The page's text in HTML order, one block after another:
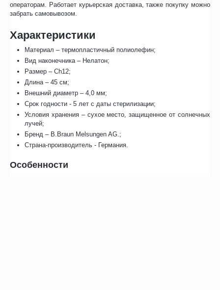
операторам. Работает курьерская доставка, также покупку можно
забрать самовывозом.
Характеристики
Материал – термопластичный полиолефин;
Вид наконечника – Нелатон;
Размер – Ch12;
Длина – 45 см;
Внешний диаметр – 4,0 мм;
Срок годности - 5 лет с даты стерилизации;
Условия хранения – сухое место, защищенное от солнечных
лучей;
Бренд – B.Braun Melsungen AG.;
Страна-производитель - Германия.
Особенности